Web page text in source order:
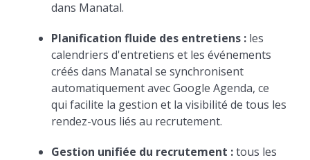
dans Manatal.
Planification fluide des entretiens :les
calendriers d'entretiens et les événements
créés dans Manatal se synchronisent
automatiquement avec Google Agenda, ce
qui facilite la gestion et la visibilité de tous les
rendez-vous liés au recrutement.
Gestion unifiée du recrutement :tous les